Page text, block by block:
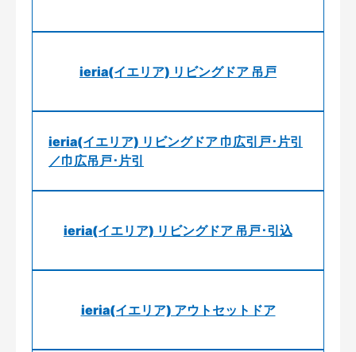
ieria(イエリア) リビングドア 吊戸
ieria(イエリア) リビングドア 巾広引戸･片引
／巾広吊戸･片引
ieria(イエリア) リビングドア 吊戸･引込
ieria(イエリア) アウトセットドア